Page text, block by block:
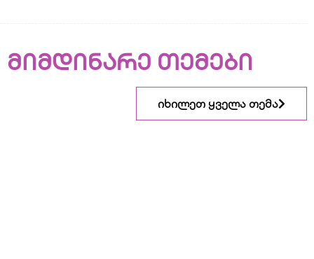
მიმდინარე თემები
იხილეთ ყველა თემა